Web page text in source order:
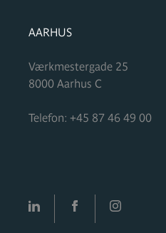
FORMUPLEJE
AARHUS
Værkmestergade 25
8000 Aarhus C
Telefon: +45 87 46 49 00